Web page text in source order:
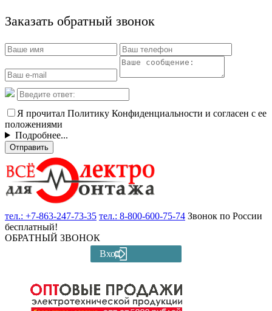
Заказать обратный звонок
Я прочитал Политику Конфиденциальности и согласен с ее
положениями
Подробнее...
Отправить
тел.: +7-863-247-73-35 тел.: 8-800-600-75-74 Звонок по России
бесплатный!
ОБРАТНЫЙ ЗВОНОК
Вход